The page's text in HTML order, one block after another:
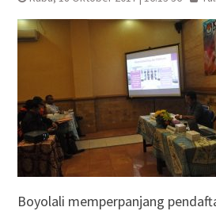
Boyolali memperpanjang